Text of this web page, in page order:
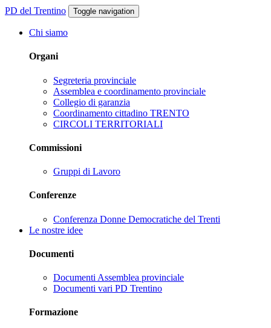
PD del Trentino Toggle navigation
Chi siamo
Organi
Segreteria provinciale
Assemblea e coordinamento provinciale
Collegio di garanzia
Coordinamento cittadino TRENTO
CIRCOLI TERRITORIALI
Commissioni
Gruppi di Lavoro
Conferenze
Conferenza Donne Democratiche del Trenti
Le nostre idee
Documenti
Documenti Assemblea provinciale
Documenti vari PD Trentino
Formazione